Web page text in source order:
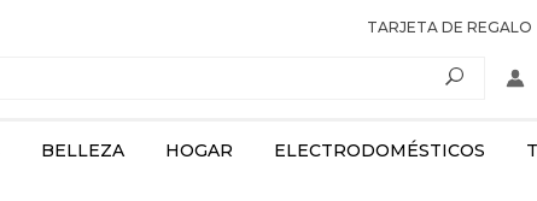
TARJETA DE REGALO
BELLEZA HOGAR ELECTRODOMÉSTICOS